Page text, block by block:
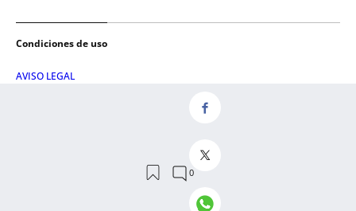
Condiciones de uso
AVISO LEGAL